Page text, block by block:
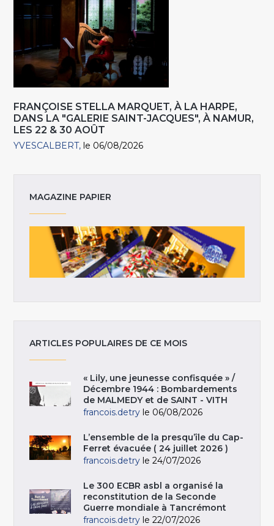
FRANÇOISE STELLA MARQUET, À LA HARPE,
DANS LA "GALERIE SAINT-JACQUES", À NAMUR,
LES 22 & 30 AOÛT
YVESCALBERT le 06/08/2026
MAGAZINE PAPIER
ARTICLES POPULAIRES DE CE MOIS
« Lily, une jeunesse confisquée » /
Décembre 1944 : Bombardements
de MALMEDY et de SAINT - VITH
francois.detry le 06/08/2026
L’ensemble de la presqu’île du Cap-
Ferret évacuée ( 24 juillet 2026 )
francois.detry le 24/07/2026
Le 300 ECBR asbl a organisé la
reconstitution de la Seconde
Guerre mondiale à Tancrémont
francois.detry le 22/07/2026